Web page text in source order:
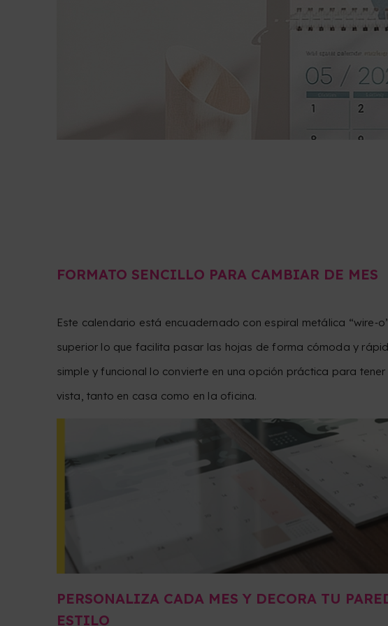
FORMATO SENCILLO PARA CAMBIAR DE MES
Este calendario está encuadernado con espiral metálica
superior lo que facilita pasar las hojas de forma cómoda y
simple y funcional lo convierte en una opción práctica para
vista, tanto en casa como en la oficina.
PERSONALIZA CADA MES Y DECORA TU
ESTILO